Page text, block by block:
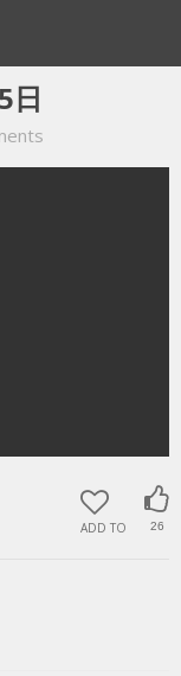
動画 3月25日
日
ADD TO 26